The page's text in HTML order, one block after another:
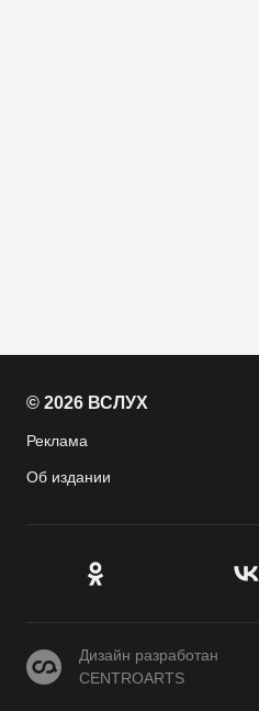
© 2026 ВСЛУХ
Реклама
Об издании
CENTROARTS